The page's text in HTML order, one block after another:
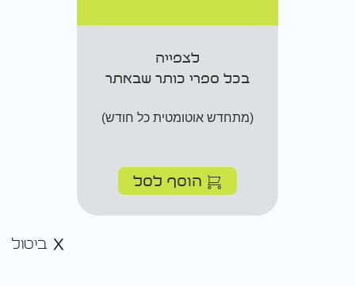
לצפייה
בכל ספרי כותר שבאתר
(מתחדש אוטומטית כל חודש)
הוסף לסל
ביטול